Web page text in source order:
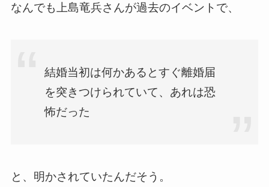
なんでも上島竜兵さんが過去のイベントで、
結婚当初は何かあるとすぐ離婚届
を突きつけられていて、あれは恐
怖だった
と、明かされていたんだそう。